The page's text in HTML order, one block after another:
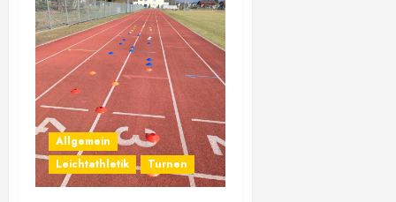
Allgemein
Leichtathletik
Turnen